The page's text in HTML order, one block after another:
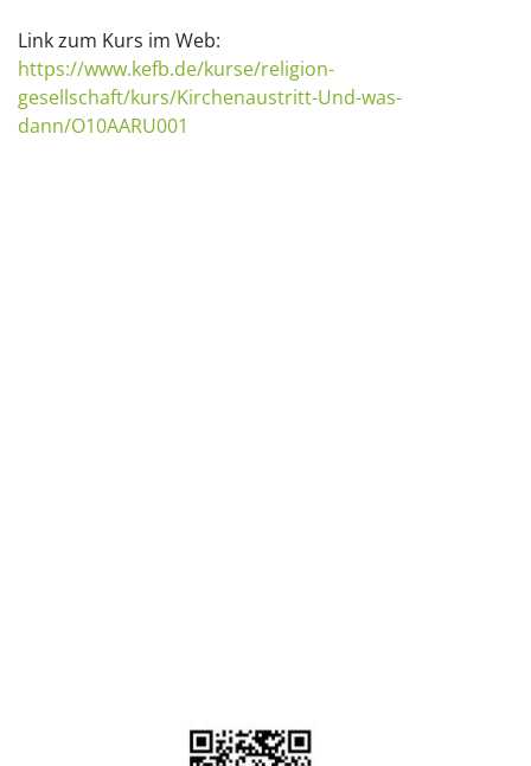
Link zum Kurs im Web:
https://www.kefb.de/kurse/religion-
gesellschaft/kurs/Kirchenaustritt-Und-was-
dann/O10AARU001